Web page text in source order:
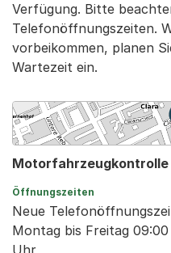
Verfügung. Bitte
Telefonöffnungszeiten.
vorbeikommen, planen
Wartezeit ein.
Motorfahrzeugkontrolle
Öffnungszeiten
Neue
Montag bis Freitag